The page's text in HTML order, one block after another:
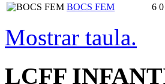
BOCS FEM
6 0
Mostrar taula.
LCFF